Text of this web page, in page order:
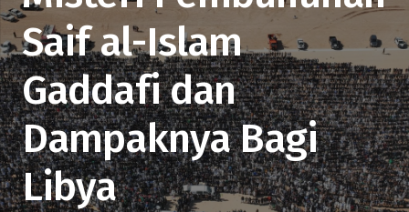
Saif al-Islam
Gaddafi dan
Dampaknya Bagi
Libya